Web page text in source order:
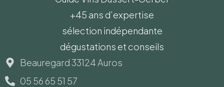
+45 ans d’expertise
sélection indépendante
dégustations et conseils
Beauregard 33124 Auros
05 56 65 51 57